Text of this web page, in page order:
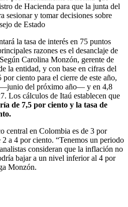
de Hacienda para que la junta del
sesionar y tomar decisiones sobre
de Estado
la tasa de interés en 75 puntos
razones es el desanclaje de
Carolina Monzón, gerente de
la entidad, y con base en cifras del
por ciento para el cierre de este año,
—junio del próximo año— y en 4,8
Los cálculos de Itaú establecen que
de 7,5 por ciento y la tasa de
central en Colombia es de 3 por
a 4 por ciento. “Tenemos un periodo
consideran que la inflación no
bajar a un nivel inferior al 4 por
Monzón.